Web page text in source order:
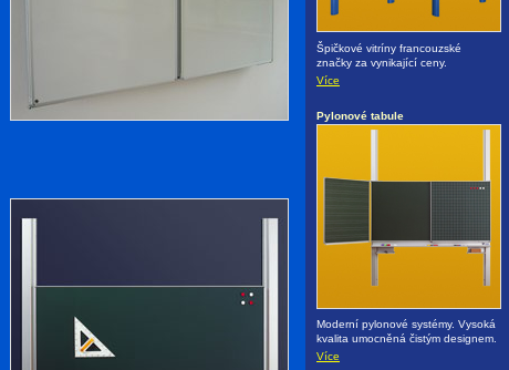
Špičkové vitríny francouzské
značky za vynikající ceny.
Více
Pylonové tabule
Moderní pylonové systémy. Vysoká
kvalita umocněná čistým designem.
Více